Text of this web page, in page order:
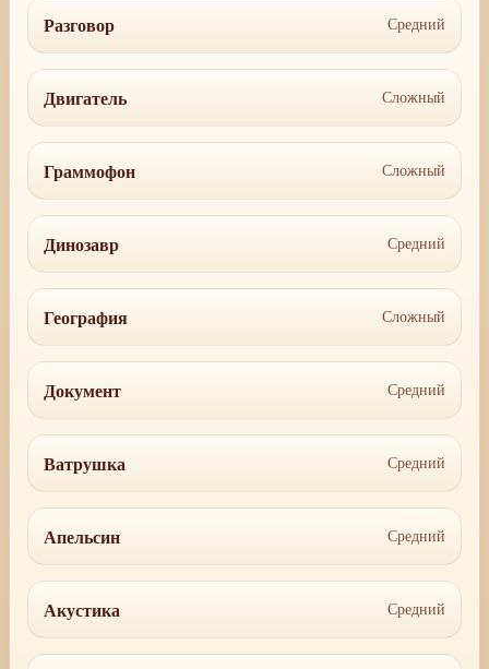
Разговор Средний
Двигатель Сложный
Граммофон Сложный
Динозавр Средний
География Сложный
Документ Средний
Ватрушка Средний
Апельсин Средний
Акустика Средний